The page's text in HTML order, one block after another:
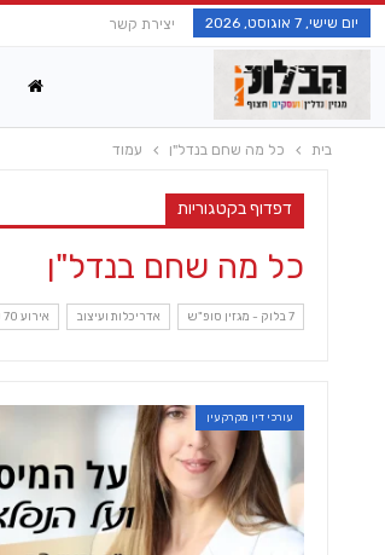
יום שישי, 7 אוגוסט, 2026 יצירת קשר
בית כל מה שחם בנדל"ן עמוד
דפדוף בקטגוריות
כל מה שחם בנדל"ן
7 בלוק - מגזין סופ"ש אדריכלות ועיצוב אירוע 70 שנה לנדל"ן הישראלי
עורכי דין מקרקעין